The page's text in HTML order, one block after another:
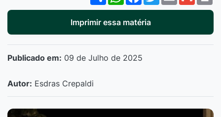
Imprimir essa matéria
Publicado em: 09 de Julho de 2025
Autor: Esdras Crepaldi